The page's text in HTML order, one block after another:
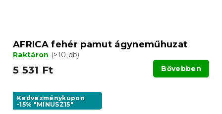
AFRICA fehér pamut ágyneműhuzat
Raktáron (>10 db)
5 531 Ft Bővebben
Kedvezménykupon
-15% "MINUSZ15"